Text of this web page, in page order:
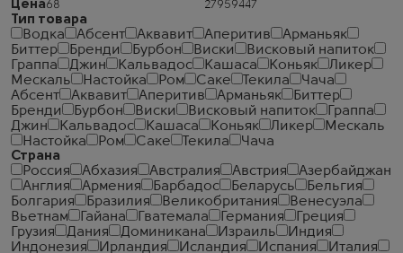
Цена
Тип товара
Водка
Абсент Аквавит Аперитив
Арманьяк
Биттер
Бренди Бурбон Виски
Висковый напиток
Граппа
Джин Кальвадос Кашаса Коньяк
Ликер
Мескаль
Настойка Ром Саке Текила
Чача
Абсент
Аквавит Аперитив Арманьяк
Биттер
Бренди
Бурбон Виски Висковый напиток
Граппа
Джин
Кальвадос Кашаса Коньяк Ликер
Мескаль
Настойка
Ром Саке Текила
Чача
Страна
Россия
Абхазия Австралия Австрия
Азербайджан
Англия
Армения Барбадос Беларусь
Бельгия
Болгария
Бразилия Великобритания
Венесуэла
Вьетнам
Гайана Гватемала Германия
Греция
Грузия
Дания Доминикана Израиль
Индия
Индонезия
Ирландия Исландия Испания
Италия